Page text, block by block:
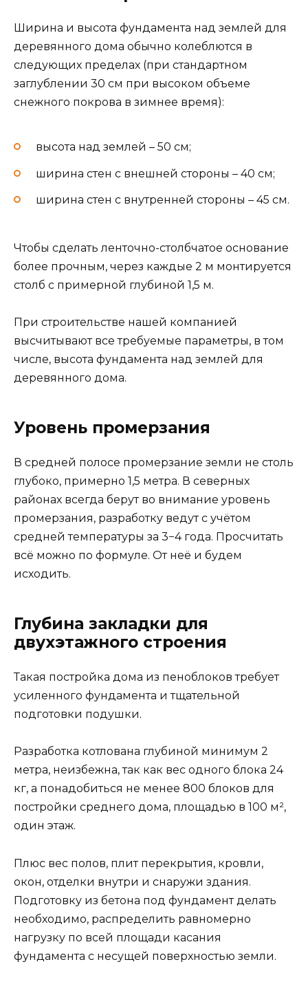
Ширина и высота фундамента над землей для
деревянного дома обычно колеблются в
следующих пределах (при стандартном
заглублении 30 см при высоком объеме
снежного покрова в зимнее время):
высота над землей – 50 см;
ширина стен с внешней стороны – 40 см;
ширина стен с внутренней стороны – 45 см.
Чтобы сделать ленточно-столбчатое основание
более прочным, через каждые 2 м монтируется
столб с примерной глубиной 1,5 м.
При строительстве нашей компанией
высчитывают все требуемые параметры, в том
числе, высота фундамента над землей для
деревянного дома.
Уровень промерзания
В средней полосе промерзание земли не столь
глубоко, примерно 1,5 метра. В северных
районах всегда берут во внимание уровень
промерзания, разработку ведут с учётом
средней температуры за 3−4 года. Просчитать
всё можно по формуле. От неё и будем
исходить.
Глубина закладки для
двухэтажного строения
Такая постройка дома из пеноблоков требует
усиленного фундамента и тщательной
подготовки подушки.
Разработка котлована глубиной минимум 2
метра, неизбежна, так как вес одного блока 24
кг, а понадобиться не менее 800 блоков для
постройки среднего дома, площадью в 100 м²,
один этаж.
Плюс вес полов, плит перекрытия, кровли,
окон, отделки внутри и снаружи здания.
Подготовку из бетона под фундамент делать
необходимо, распределить равномерно
нагрузку по всей площади касания
фундамента с несущей поверхностью земли.